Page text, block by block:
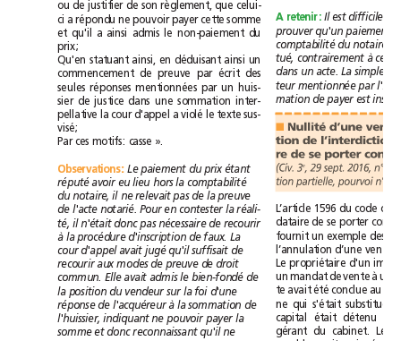
ou
de justifier de son règlement, que celui-
ci a répondu ne pouvoir payer cette
somme
et
a ainsi admis le non-paiement
du
prix;
Qu'en
statuant ainsi, en déduisant ainsi
un
commencement
de preuve par écrit
des
seules
réponses mentionnées par un
huis-
sier
de justice dans une sommation inter-
pellative la cour a violé le texte sus-
visé;
Par
ces motifs: casse ».
Observations: Le paiement du prix
étant
réputé
avoir eu lieu hors la comptabilité
du notaire, il ne relevait pas de la
preuve
de
l'acte notarié. Pour en contester la
réali-
té, il n'était donc pas nécessaire de recourir
à la procédure d'inscription de faux.
La
cour
d'appel avait jugé qu'il suffisait
de
recourir
aux modes de preuve de droit
commun. Elle avait admis le bien-fondé
de
la
position du vendeur sur la foi
d'une
réponse
de l'acquéreurà la sommation
de
l'huissier,
indiquant ne pouvoir payer la
somme
et donc reconnaissant qu'il ne
A retenir: Il est difficile
prouver
qu'un
comptabilité du notaire
tué,
contrairement à ce
dans un acte. La
simple
teur
mentionnée
par
mation
de payer est
Nullité d’une
tion
de
re de se porter
(Civ. 3e, 29 sept. 2016,
tion partielle, pourvoi
L’article 1596 du code
dataire de se
porter
fournit
un exemple
des
l’annulation
d’une
Le
propriétaire
d'un
un
mandat de vente à
te
avait été conclue
au
ne
qui s'était
était
détenu
gérant
du cabinet.
Le